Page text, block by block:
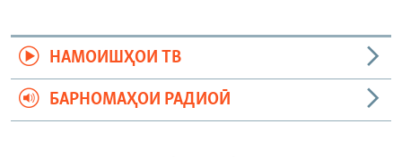
НАМОИШҲОИ ТВ
БАРНОМАҲОИ РАДИОӢ